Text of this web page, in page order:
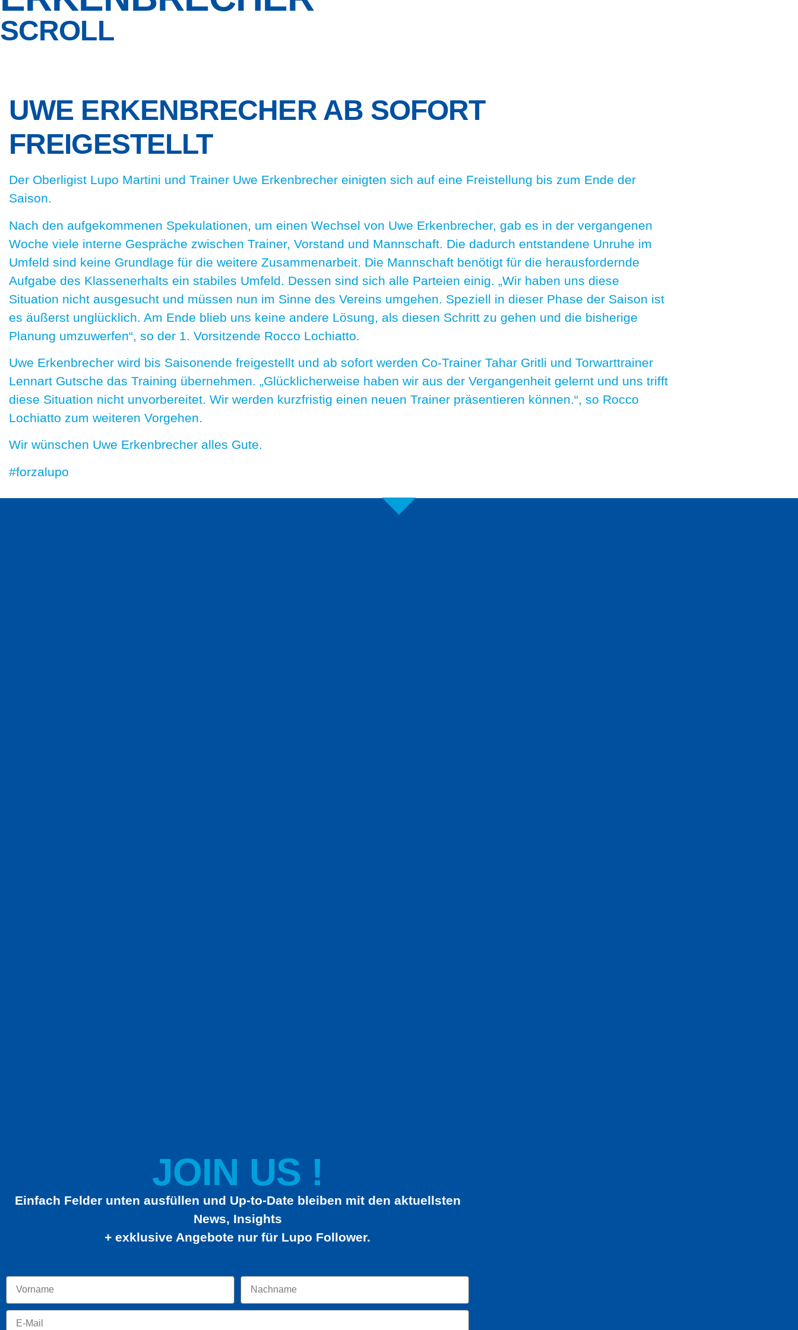
SCROLL
UWE ERKENBRECHER AB SOFORT
FREIGESTELLT
Der Oberligist Lupo Martini und Trainer Uwe Erkenbrecher einigten sich auf eine Freistellung bis zum Ende der
Saison.
Nach den aufgekommenen Spekulationen, um einen Wechsel von Uwe Erkenbrecher, gab es in der vergangenen
Woche viele interne Gespräche zwischen Trainer, Vorstand und Mannschaft. Die dadurch entstandene Unruhe im
Umfeld sind keine Grundlage für die weitere Zusammenarbeit. Die Mannschaft benötigt für die herausfordernde
Aufgabe des Klassenerhalts ein stabiles Umfeld. Dessen sind sich alle Parteien einig. „Wir haben uns diese
Situation nicht ausgesucht und müssen nun im Sinne des Vereins umgehen. Speziell in dieser Phase der Saison ist
es äußerst unglücklich. Am Ende blieb uns keine andere Lösung, als diesen Schritt zu gehen und die bisherige
Planung umzuwerfen“, so der 1. Vorsitzende Rocco Lochiatto.
Uwe Erkenbrecher wird bis Saisonende freigestellt und ab sofort werden Co-Trainer Tahar Gritli und Torwarttrainer
Lennart Gutsche das Training übernehmen. „Glücklicherweise haben wir aus der Vergangenheit gelernt und uns trifft
diese Situation nicht unvorbereitet. Wir werden kurzfristig einen neuen Trainer präsentieren können.“, so Rocco
Lochiatto zum weiteren Vorgehen.
Wir wünschen Uwe Erkenbrecher alles Gute.
#forzalupo
JOIN US !
Einfach Felder unten ausfüllen und Up-to-Date bleiben mit den aktuellsten
News, Insights
+ exklusive Angebote nur für Lupo Follower.